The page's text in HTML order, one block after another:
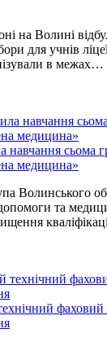
на Волині
для учнів
в межах…
сьома
медицина»
Волинського
та